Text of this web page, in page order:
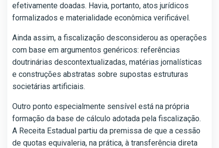
efetivamente doadas. Havia, portanto, atos jurídicos
formalizados e materialidade econômica verificável.
Ainda assim, a fiscalização desconsiderou as operações
com base em argumentos genéricos: referências
doutrinárias descontextualizadas, matérias jornalísticas
e construções abstratas sobre supostas estruturas
societárias artificiais.
Outro ponto especialmente sensível está na própria
formação da base de cálculo adotada pela fiscalização.
A Receita Estadual partiu da premissa de que a cessão
de quotas equivaleria, na prática, à transferência direta